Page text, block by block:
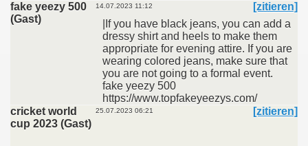
fake yeezy 500
(Gast)
14.07.2023 11:12
[zitieren]
|If you have black jeans, you can add a
dressy shirt and heels to make them
appropriate for evening attire. If you are
wearing colored jeans, make sure that
you are not going to a formal event.
fake yeezy 500
https://www.topfakeyeezys.com/
cricket world
cup 2023 (Gast)
25.07.2023 06:21 [zitieren]